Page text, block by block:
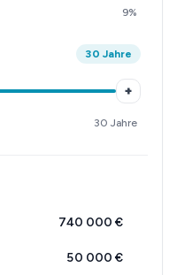
9%
30 Jahre
+
30 Jahre
740 000 €
50 000 €